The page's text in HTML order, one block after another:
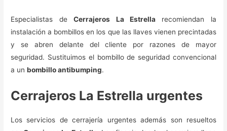
Especialistas deCerrajeros La Estrellarecomiendan la
instalación a bombillos en los que las llaves vienen precintadas
y se abren delante del cliente por razones de mayor
seguridad. Sustituimos el bombillo de seguridad convencional
a unbombillo antibumping.
Cerrajeros La Estrella urgentes
Los servicios de cerrajería urgentes además son resueltos